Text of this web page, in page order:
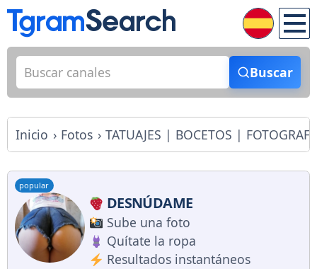
Buscar
Inicio Fotos TATUAJES | BOCETOS |
popular
DESNÚDAME
Sube una foto
Quítate la ropa
Resultados instantáneos